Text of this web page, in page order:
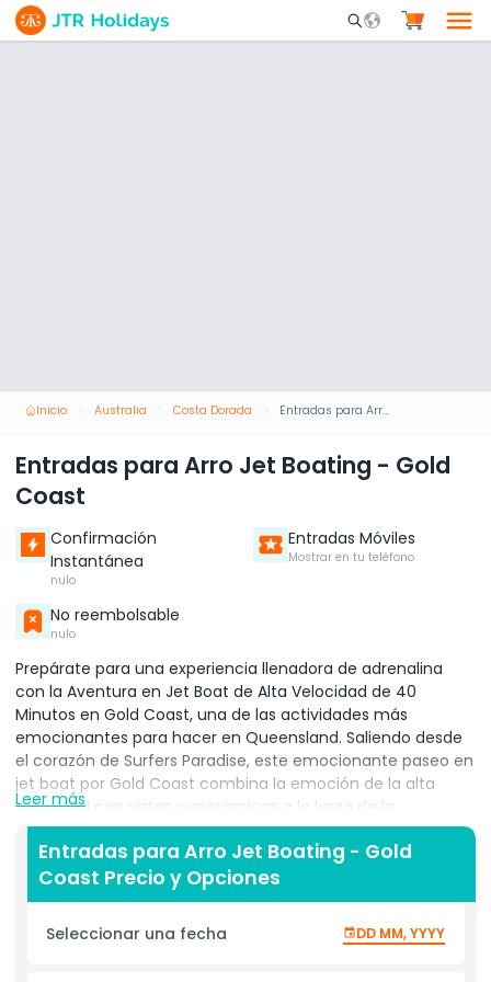
Mobile Search
Inicio Australia Costa Dorada Entradas para Arro Jet Boating - Gold Coast
Entradas para Arro Jet Boating - Gold
Coast
Confirmación
Instantánea
nulo
Entradas Móviles
Mostrar en tu teléfono
No reembolsable
nulo
Prepárate para una experiencia llenadora de adrenalina
con la Aventura en Jet Boat de Alta Velocidad de 40
Minutos en Gold Coast, una de las actividades más
emocionantes para hacer en Queensland. Saliendo desde
el corazón de Surfers Paradise, este emocionante paseo en
jet boat por Gold Coast combina la emoción de la alta
velocidad con vistas panorámicas a lo largo de la
impresionante Broadwater. Tu capitán experto de jet boat
te llevará en un recorrido salvaje lleno de poderosos giros
de 360 grados, deslizamientos a alta velocidad y vueltas
cerradas que acelerarán tu corazón. Mientras pasas
veloces junto a hermosas mansiones frente al mar, yates
de lujo y puntos de referencia icónicos como South
Leer más
Entradas para Arro Jet Boating - Gold
Coast Precio y Opciones
Seleccionar una fecha DD MM, YYYY